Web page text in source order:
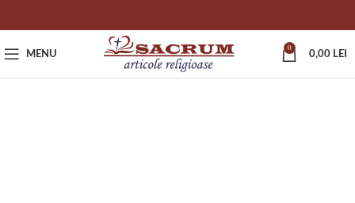
MENU
0
0,00 LEI